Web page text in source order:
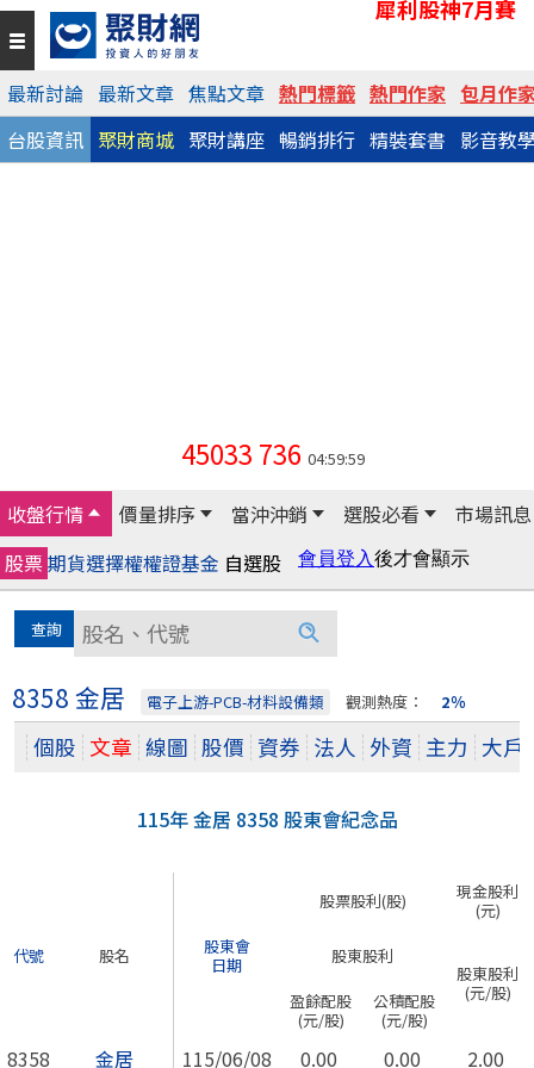
犀利股神7月賽
最新討論 最新文章 焦點文章 熱門標籤 熱門作家 包月作
台股資訊 聚財商城 聚財講座 暢銷排行 精裝套書 影音教
45033 736 04:59:59
收盤行情 價量排序 當沖沖銷 選股必看
市場訊息
股票期貨選擇權權證基金 自選股
8358 金居 電子上游-PCB-材料設備類 觀測熱度： 2％
個股 文章 線圖 股價 資券 法人 外資 主力 大戶
115年 金居 8358 股東會紀念品
代號 股名
股東會
日期
股票股利(股)
現金股利
(元)
股東股利
股東股利
(元/股)
盈餘配股
(元/股)
公積配股
(元/股)
8358 金居 115/06/08 0.00 0.00 2.00